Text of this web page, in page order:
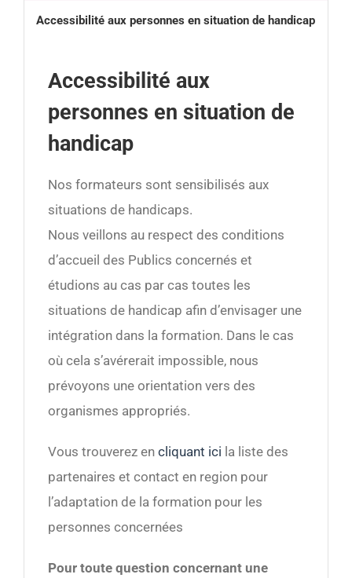
Accessibilité aux personnes en situation de handicap
Accessibilité aux
personnes en situation de
handicap
Nos formateurs sont sensibilisés aux
situations de handicaps.
Nous veillons au respect des conditions
d’accueil des Publics concernés et
étudions au cas par cas toutes les
situations de handicap afin d’envisager une
intégration dans la formation. Dans le cas
où cela s’avérerait impossible, nous
prévoyons une orientation vers des
organismes appropriés.
Vous trouverez en cliquant ici la liste des
partenaires et contact en region pour
l’adaptation de la formation pour les
personnes concernées
Pour toute question concernant une